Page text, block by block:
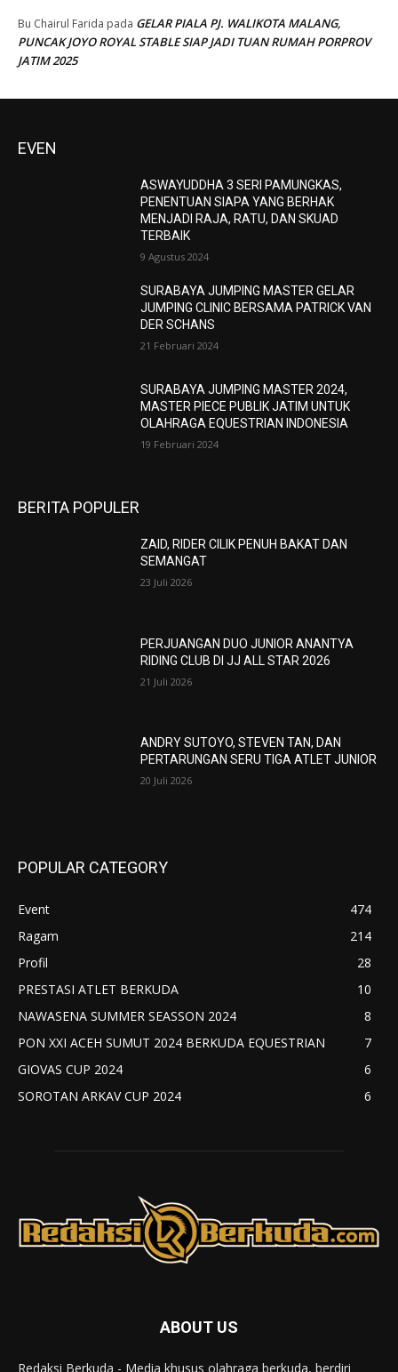
Bu Chairul Farida pada GELAR PIALA PJ. WALIKOTA MALANG,
PUNCAK JOYO ROYAL STABLE SIAP JADI TUAN RUMAH PORPROV
JATIM 2025
EVEN
ASWAYUDDHA 3 SERI PAMUNGKAS,
PENENTUAN SIAPA YANG BERHAK
MENJADI RAJA, RATU, DAN SKUAD
TERBAIK
9 Agustus 2024
SURABAYA JUMPING MASTER GELAR
JUMPING CLINIC BERSAMA PATRICK VAN
DER SCHANS
21 Februari 2024
SURABAYA JUMPING MASTER 2024,
MASTER PIECE PUBLIK JATIM UNTUK
OLAHRAGA EQUESTRIAN INDONESIA
19 Februari 2024
BERITA POPULER
ZAID, RIDER CILIK PENUH BAKAT DAN
SEMANGAT
23 Juli 2026
PERJUANGAN DUO JUNIOR ANANTYA
RIDING CLUB DI JJ ALL STAR 2026
21 Juli 2026
ANDRY SUTOYO, STEVEN TAN, DAN
PERTARUNGAN SERU TIGA ATLET JUNIOR
20 Juli 2026
POPULAR CATEGORY
Event
474
Ragam
214
Profil
28
PRESTASI ATLET BERKUDA
10
NAWASENA SUMMER SEASSON 2024
8
PON XXI ACEH SUMUT 2024 BERKUDA EQUESTRIAN
7
GIOVAS CUP 2024
6
SOROTAN ARKAV CUP 2024
6
ABOUT US
Redaksi Berkuda - Media khusus olahraga berkuda, berdiri